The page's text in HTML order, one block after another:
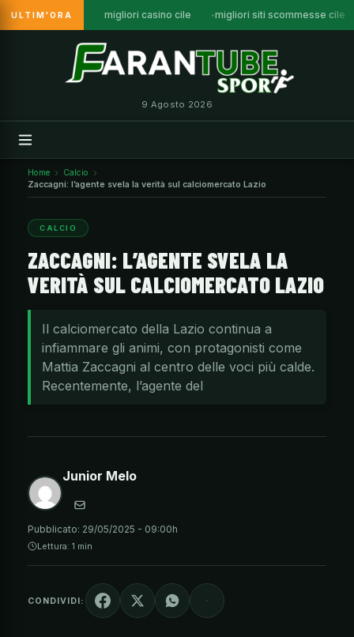
ULTIM'ORA migliori casino cile migliori siti scommesse cile
9 Agosto 2026
Home
Calcio
Zaccagni: l’agente svela la verità sul calciomercato Lazio
CALCIO
ZACCAGNI: L’AGENTE SVELA LA
VERITÀ SUL CALCIOMERCATO LAZIO
Il calciomercato della Lazio continua a
infiammare gli animi, con protagonisti come
Mattia Zaccagni al centro delle voci più calde.
Recentemente, l’agente del
Junior Melo
Pubblicato: 29/05/2025 - 09:00h
Lettura: 1 min
CONDIVIDI: